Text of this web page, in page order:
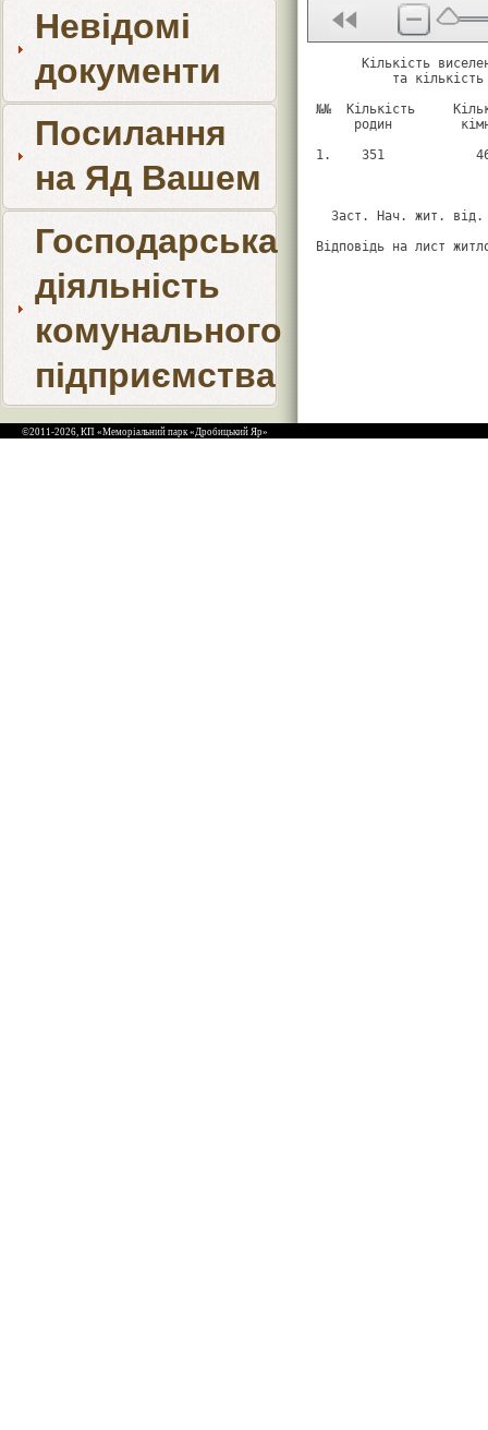
Невідомі
документи
Посилання
на Яд Вашем
Господарська
діяльність
комунального
підприємства
Кількість
та
№№  Кількість
родин
1.    351
Заст. Нач. жит.
Відповідь на лист
©2011-2026, КП «Меморіальний парк «Дробицький Яр»